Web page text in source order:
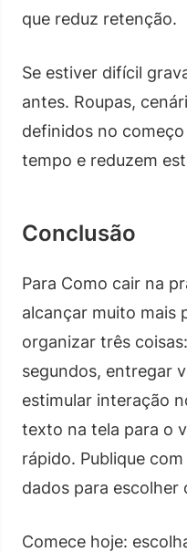
que reduz retenção.
Se estiver difícil
antes. Roupas,
definidos no
tempo e reduzem
Conclusão
Para Como cair na
alcançar muito mais
organizar três
segundos, entregar
estimular interação
texto na tela para o
rápido. Publique
dados para escolher
Comece hoje: